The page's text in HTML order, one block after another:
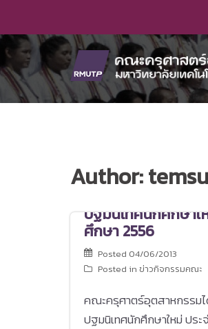
content
Author:
ปฐมนิเทศนักศึกษาใ
ศึกษา 2556
Posted 04/06/2013
Posted in ข่าวกิจกรรมคณะ
คณะครุศาตร์อุตสาหกรรมไ
ปฐมนิเทศนักศึกษาใหม่ ประ